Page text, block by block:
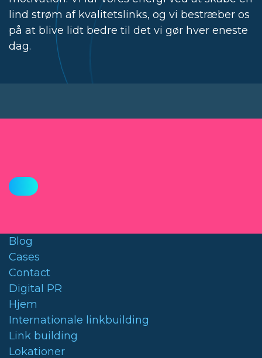
lind strøm af kvalitetslinks, og vi bestræber os
på at blive lidt bedre til det vi gør hver eneste
dag.
Blog
Cases
Contact
Digital PR
Hjem
Internationale linkbuilding
Link building
Lokationer